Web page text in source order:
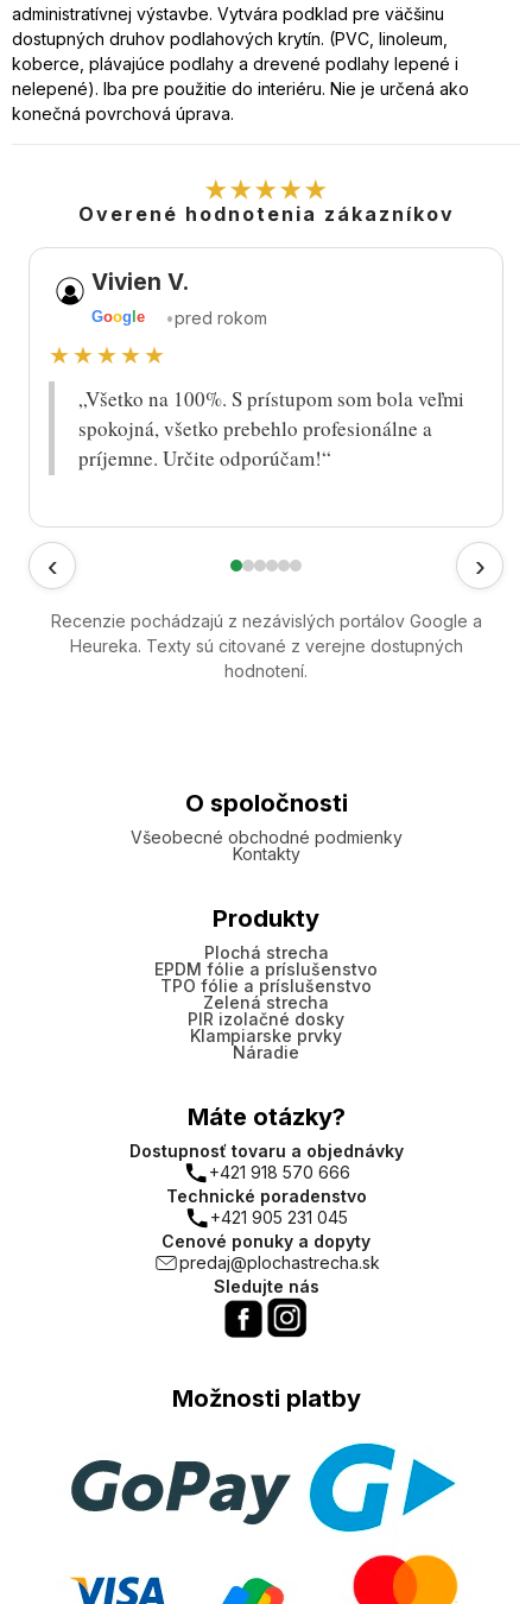
administratívnej výstavbe. Vytvára podklad pre väčšinu
dostupných druhov podlahových krytín. (PVC, linoleum,
koberce, plávajúce podlahy a drevené podlahy lepené i
nelepené). Iba pre použitie do interiéru. Nie je určená ako
konečná povrchová úprava.
★★★★★
Overené hodnotenia zákazníkov
‹
Vivien V.
Goog le •pred rokom
★★★★★
„Všetko na 100%. S prístupom som bola veľmi
spokojná, všetko prebehlo profesionálne a
príjemne. Určite odporúčam!“
›
Recenzie pochádzajú z nezávislých portálov Google a
Heureka. Texty sú citované z verejne dostupných
hodnotení.
O spoločnosti
Všeobecné obchodné podmienky
Kontakty
Produkty
Plochá strecha
EPDM fólie a príslušenstvo
TPO fólie a príslušenstvo
Zelená strecha
PIR izolačné dosky
Klampiarske prvky
Náradie
Máte otázky?
Dostupnosť tovaru a objednávky
+421 918 570 666
Technické poradenstvo
+421 905 231 045
Cenové ponuky a dopyty
predaj@plochastrecha.sk
Sledujte nás
Možnosti platby